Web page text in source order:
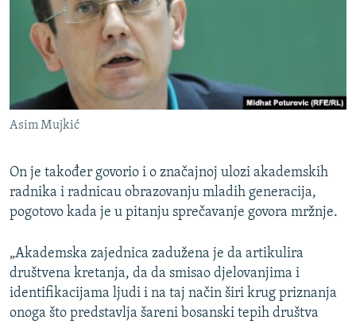
Asim Mujkić
On je također govorio i o značajnoj ulozi akademskih
radnika i radnicau obrazovanju mladih generacija,
pogotovo kada je u pitanju sprečavanje govora mržnje.
„Akademska zajednica zadužena je da artikulira
društvena kretanja, da da smisao djelovanjima i
identifikacijama ljudi i na taj način širi krug priznanja
onoga što predstavlja šareni bosanski tepih društva